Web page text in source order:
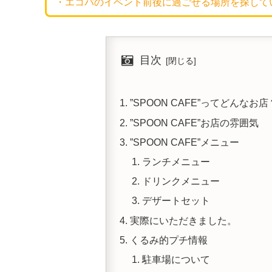
目次
”SPOON CAFE”ってどんなお店
”SPOON CAFE”お店の雰囲気
”SPOON CAFE”メニュー
ランチメニュー
ドリンクメニュー
デザートセット
実際にいただきました。
くるみ的プチ情報
駐車場について